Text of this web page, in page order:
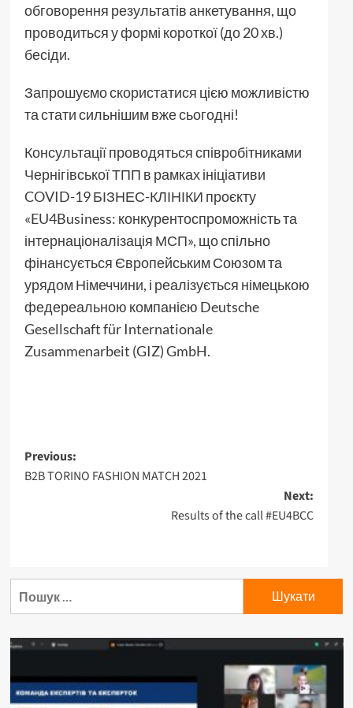
обговорення результатів анкетування, що
проводиться у формі короткої (до 20 хв.)
бесіди.
Запрошуємо скористатися цією можливістю
та стати сильнішим вже сьогодні!
Консультації проводяться співробітниками
Чернігівської ТПП в рамках ініціативи
COVID-19 БІЗНЕС-КЛІНІКИ проєкту
«EU4Business: конкурентоспроможність та
інтернаціоналізація МСП», що спільно
фінансується Європейським Союзом та
урядом Німеччини, і реалізується німецькою
федереальною компанією Deutsche
Gesellschaft für Internationale
Zusammenarbeit (GIZ) GmbH.
Post
navigation
Previous:
B2B TORINO FASHION MATCH 2021
Next:
Results of the call #EU4BCC